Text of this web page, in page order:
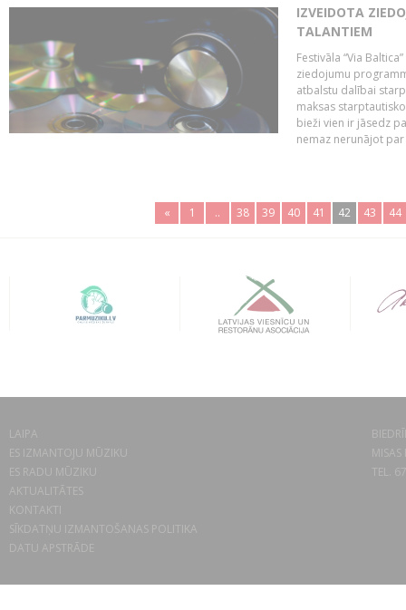
IZVEIDOTA
TALANTIEM
Festivāla “Via
ziedojumu
atbalstu dalībai
maksas
bieži vien ir jāsedz
nemaz nerunājot
« 1 .. 38 39 40 41 42 43 44
LAIPA
ES IZMANTOJU MŪZIKU
ES RADU MŪZIKU
AKTUALITĀTES
KONTAKTI
SĪKDATŅU IZMANTOŠANAS POLITIKA
DATU APSTRĀDE
TEL.